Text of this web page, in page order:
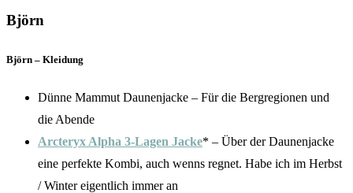
Björn
Björn – Kleidung
Dünne Mammut Daunenjacke – Für die Bergregionen und
die Abende
Arcteryx Alpha 3-Lagen Jacke* – Über der Daunenjacke
eine perfekte Kombi, auch wenns regnet. Habe ich im Herbst
/ Winter eigentlich immer an